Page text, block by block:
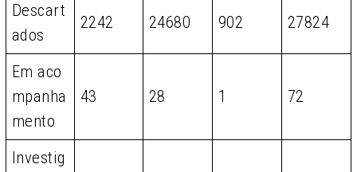
Descart
ados
2242 24680 902 27824
Em aco
mpanha
mento
43 28 1 72
Investig